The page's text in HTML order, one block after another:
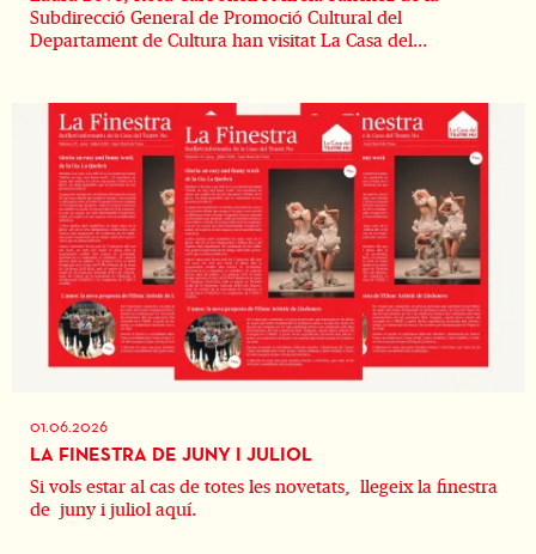
Subdirecció General de Promoció Cultural del
Departament de Cultura han visitat La Casa del...
01.06.2026
LA FINESTRA DE JUNY I JULIOL
Si vols estar al cas de totes les novetats, llegeix la finestra
de juny i juliol aquí.